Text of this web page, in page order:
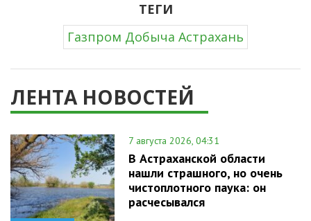
ТЕГИ
Газпром Добыча Астрахань
ЛЕНТА НОВОСТЕЙ
7 августа 2026, 04:31
В Астраханской области
нашли страшного, но очень
чистоплотного паука: он
расчесывался